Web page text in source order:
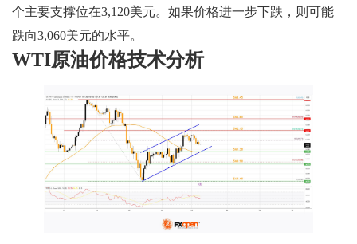
个主要支撑位在3,120美元。如果价格进一步下跌，则可能
跌向3,060美元的水平。
WTI原油价格技术分析